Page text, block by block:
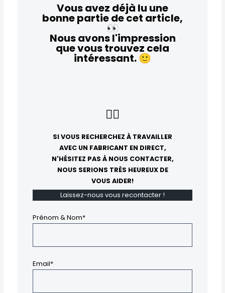
Vous avez déjà lu une
bonne partie de cet article,
👀
Nous avons l'impression
que vous trouvez cela
intéressant. 🙂
👇🏻
SI VOUS RECHERCHEZ À TRAVAILLER
AVEC UN FABRICANT EN DIRECT,
N'HÉSITEZ PAS À NOUS CONTACTER,
NOUS SERIONS TRÈS HEUREUX DE
VOUS AIDER!
Laissez-nous vous recontacter !
Prénom & Nom*
Email*